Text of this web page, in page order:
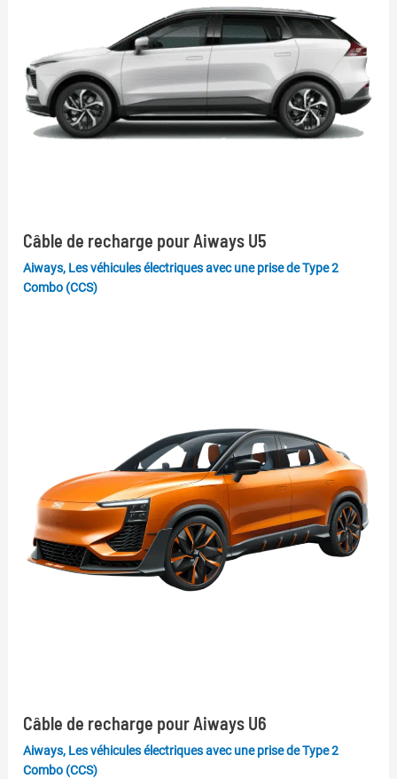
Câble de recharge pour Aiways U5
Aiways, Les véhicules électriques avec une prise de Type 2
Combo (CCS)
Câble de recharge pour Aiways U6
Aiways, Les véhicules électriques avec une prise de Type 2
Combo (CCS)